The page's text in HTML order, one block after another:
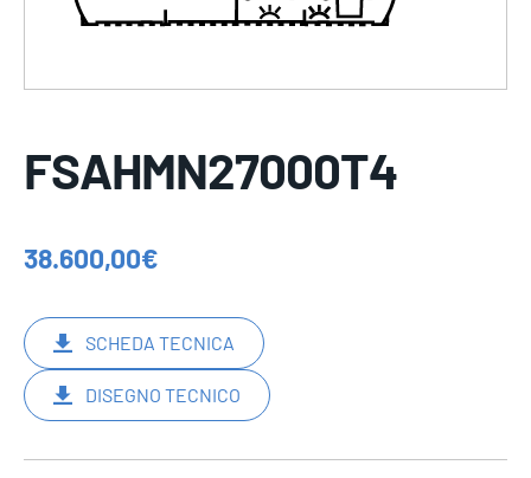
FSAHMN27000T4
38.600,00€
SCHEDA TECNICA
DISEGNO TECNICO